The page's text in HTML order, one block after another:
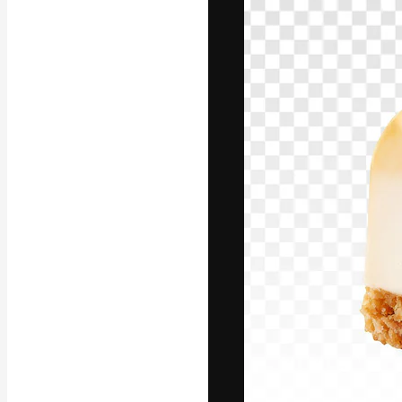
La plataforma
trabajo. Más
entre
estudios.
Español